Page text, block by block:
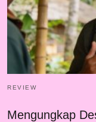
REVIEW
Mengungkap